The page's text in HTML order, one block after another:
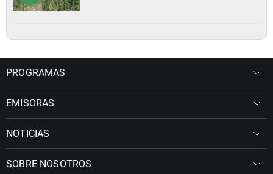
PROGRAMAS
EMISORAS
NOTICIAS
SOBRE NOSOTROS